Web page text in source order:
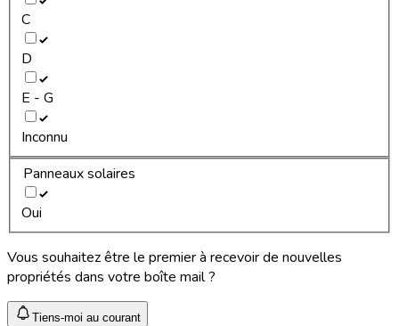
C
D
E - G
Inconnu
Panneaux solaires
Oui
Vous souhaitez être le premier à recevoir de nouvelles
propriétés dans votre boîte mail ?
Tiens-moi au courant